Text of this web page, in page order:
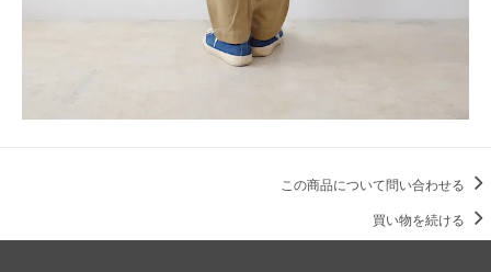
この商品について問い合わせる
買い物を続ける